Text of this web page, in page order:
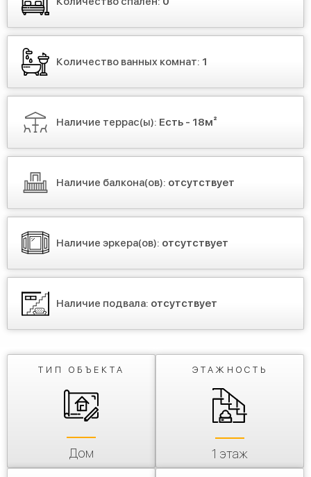
Количество ванных комнат: 1
Наличие террас(ы): Есть - 18м²
Наличие балкона(ов): отсутствует
Наличие эркера(ов): отсутствует
Наличие подвала: отсутствует
ТИП ОБЪЕКТА
Дом
ЭТАЖНОСТЬ
1 этаж